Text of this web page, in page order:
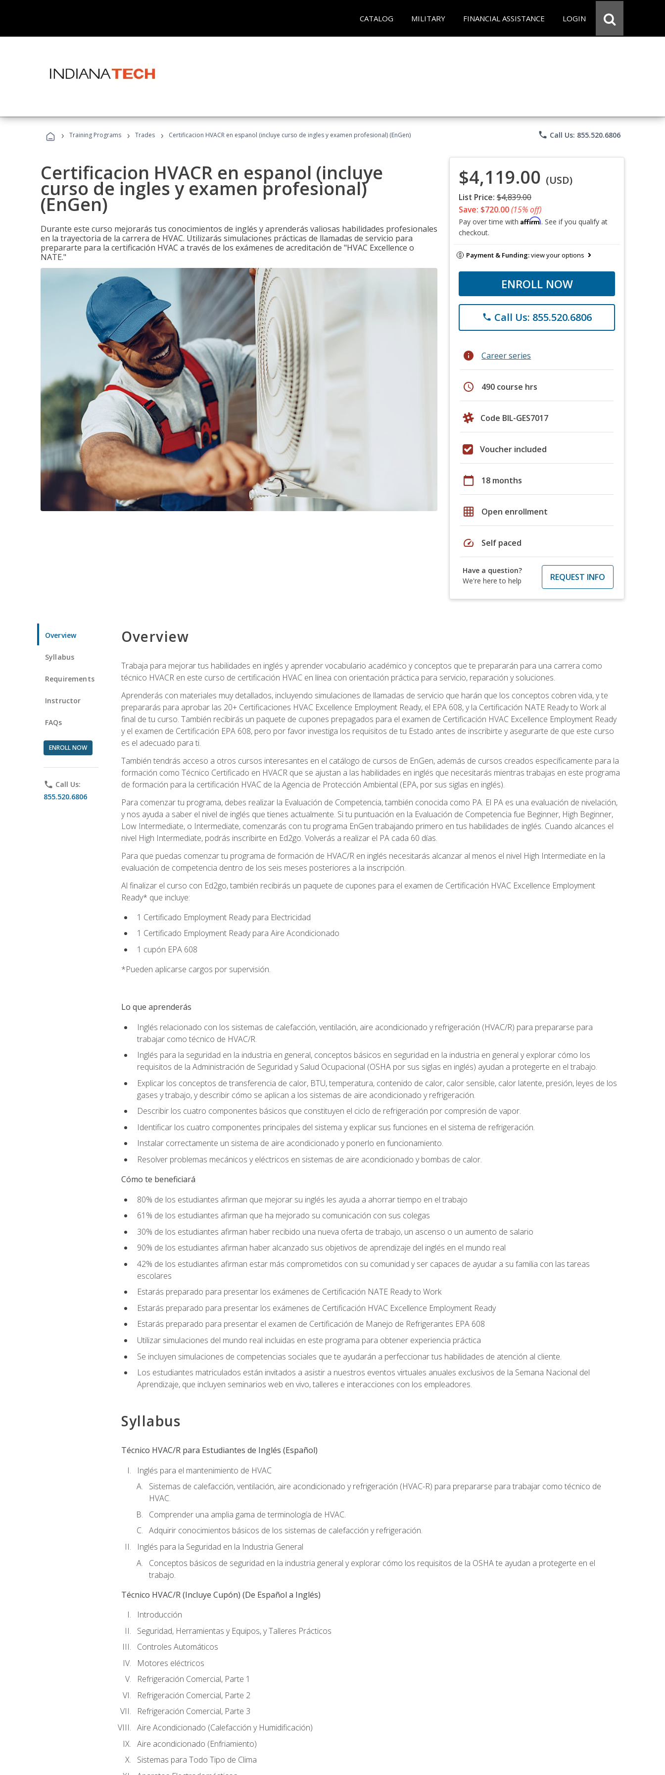
CATALOG MILITARY FINANCIAL ASSISTANCE LOGIN
› Training Programs › Trades › Certificacion HVACR en espanol (incluye curso de ingles y examen profesional) (EnGen) phone Call Us: 855.520.6806
Certificacion HVACR en espanol (incluye
curso de ingles y examen profesional)
(EnGen)
Durante este curso mejorarás tus conocimientos de inglés y aprenderás valiosas habilidades profesionales
en la trayectoria de la carrera de HVAC. Utilizarás simulaciones prácticas de llamadas de servicio para
prepararte para la certificación HVAC a través de los exámenes de acreditación de "HVAC Excellence o
NATE."
$4,119.00 (USD)
List Price: $4,839.00
Save: $720.00(15% off)
Pay over time with Affirm. See if you qualify at
checkout.
Payment & Funding:view your options
ENROLL NOW
phone Call Us: 855.520.6806
info Career series
schedule 490 course hrs
Code BIL-GES7017
Voucher included
calendar_today 18 months
grid_on Open enrollment
speed Self paced
Have a question?
We're here to help
REQUEST INFO
Overview
Syllabus
Requirements
Instructor
FAQs
ENROLL NOW
phone Call Us:
855.520.6806
Overview
Trabaja para mejorar tus habilidades en inglés y aprender vocabulario académico y conceptos que te prepararán para una carrera como
técnico HVACR en este curso de certificación HVAC en línea con orientación práctica para servicio, reparación y soluciones.
Aprenderás con materiales muy detallados, incluyendo simulaciones de llamadas de servicio que harán que los conceptos cobren vida, y te
prepararás para aprobar las 20+ Certificaciones HVAC Excellence Employment Ready, el EPA 608, y la Certificación NATE Ready to Work al
final de tu curso. También recibirás un paquete de cupones prepagados para el examen de Certificación HVAC Excellence Employment Ready
y el examen de Certificación EPA 608, pero por favor investiga los requisitos de tu Estado antes de inscribirte y asegurarte de que este curso
es el adecuado para ti.
También tendrás acceso a otros cursos interesantes en el catálogo de cursos de EnGen, además de cursos creados específicamente para la
formación como Técnico Certificado en HVACR que se ajustan a las habilidades en inglés que necesitarás mientras trabajas en este programa
de formación para la certificación HVAC de la Agencia de Protección Ambiental (EPA, por sus siglas en inglés).
Para comenzar tu programa, debes realizar la Evaluación de Competencia, también conocida como PA. El PA es una evaluación de nivelación,
y nos ayuda a saber el nivel de inglés que tienes actualmente. Si tu puntuación en la Evaluación de Competencia fue Beginner, High Beginner,
Low Intermediate, o Intermediate, comenzarás con tu programa EnGen trabajando primero en tus habilidades de inglés. Cuando alcances el
nivel High Intermediate, podrás inscribirte en Ed2go. Volverás a realizar el PA cada 60 días.
Para que puedas comenzar tu programa de formación de HVAC/R en inglés necesitarás alcanzar al menos el nivel High Intermediate en la
evaluación de competencia dentro de los seis meses posteriores a la inscripción.
Al finalizar el curso con Ed2go, también recibirás un paquete de cupones para el examen de Certificación HVAC Excellence Employment
Ready* que incluye:
1 Certificado Employment Ready para Electricidad
1 Certificado Employment Ready para Aire Acondicionado
1 cupón EPA 608
*Pueden aplicarse cargos por supervisión.
Lo que aprenderás
Inglés relacionado con los sistemas de calefacción, ventilación, aire acondicionado y refrigeración (HVAC/R) para prepararse para
trabajar como técnico de HVAC/R.
Inglés para la seguridad en la industria en general, conceptos básicos en seguridad en la industria en general y explorar cómo los
requisitos de la Administración de Seguridad y Salud Ocupacional (OSHA por sus siglas en inglés) ayudan a protegerte en el trabajo.
Explicar los conceptos de transferencia de calor, BTU, temperatura, contenido de calor, calor sensible, calor latente, presión, leyes de los
gases y trabajo, y describir cómo se aplican a los sistemas de aire acondicionado y refrigeración.
Describir los cuatro componentes básicos que constituyen el ciclo de refrigeración por compresión de vapor.
Identificar los cuatro componentes principales del sistema y explicar sus funciones en el sistema de refrigeración.
Instalar correctamente un sistema de aire acondicionado y ponerlo en funcionamiento.
Resolver problemas mecánicos y eléctricos en sistemas de aire acondicionado y bombas de calor.
Cómo te beneficiará
80% de los estudiantes afirman que mejorar su inglés les ayuda a ahorrar tiempo en el trabajo
61% de los estudiantes afirman que ha mejorado su comunicación con sus colegas
30% de los estudiantes afirman haber recibido una nueva oferta de trabajo, un ascenso o un aumento de salario
90% de los estudiantes afirman haber alcanzado sus objetivos de aprendizaje del inglés en el mundo real
42% de los estudiantes afirman estar más comprometidos con su comunidad y ser capaces de ayudar a su familia con las tareas
escolares
Estarás preparado para presentar los exámenes de Certificación NATE Ready to Work
Estarás preparado para presentar los exámenes de Certificación HVAC Excellence Employment Ready
Estarás preparado para presentar el examen de Certificación de Manejo de Refrigerantes EPA 608
Utilizar simulaciones del mundo real incluidas en este programa para obtener experiencia práctica
Se incluyen simulaciones de competencias sociales que te ayudarán a perfeccionar tus habilidades de atención al cliente.
Los estudiantes matriculados están invitados a asistir a nuestros eventos virtuales anuales exclusivos de la Semana Nacional del
Aprendizaje, que incluyen seminarios web en vivo, talleres e interacciones con los empleadores.
Syllabus
Técnico HVAC/R para Estudiantes de Inglés (Español)
Inglés para el mantenimiento de HVAC
Sistemas de calefacción, ventilación, aire acondicionado y refrigeración (HVAC-R) para prepararse para trabajar como técnico de
HVAC.
Comprender una amplia gama de terminología de HVAC.
Adquirir conocimientos básicos de los sistemas de calefacción y refrigeración.
Inglés para la Seguridad en la Industria General
Conceptos básicos de seguridad en la industria general y explorar cómo los requisitos de la OSHA te ayudan a protegerte en el
trabajo.
Técnico HVAC/R (Incluye Cupón) (De Español a Inglés)
Introducción
Seguridad, Herramientas y Equipos, y Talleres Prácticos
Controles Automáticos
Motores eléctricos
Refrigeración Comercial, Parte 1
Refrigeración Comercial, Parte 2
Refrigeración Comercial, Parte 3
Aire Acondicionado (Calefacción y Humidificación)
Aire acondicionado (Enfriamiento)
Sistemas para Todo Tipo de Clima